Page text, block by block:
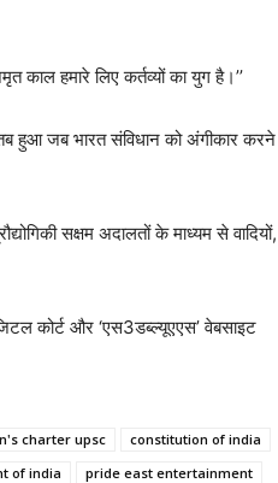
काल हमारे लिए कर्तव्यों का युग है।’’
हुआ जब भारत संविधान को अंगीकार करने
सक्षम अदालतों के माध्यम से वादियों,
कोर्ट और ‘एस3डब्ल्यूएएस’ वेबसाइट
charter upsc
constitution of india
of india
pride east entertainment